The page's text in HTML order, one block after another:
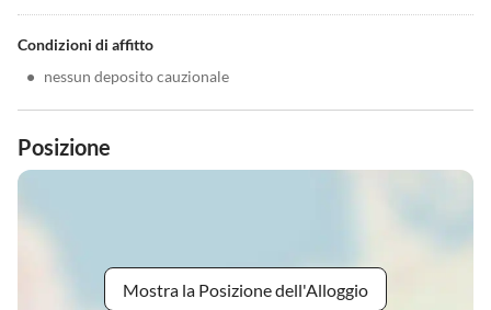
Condizioni di affitto
• nessun deposito cauzionale
Posizione
Mostra la Posizione dell'Alloggio